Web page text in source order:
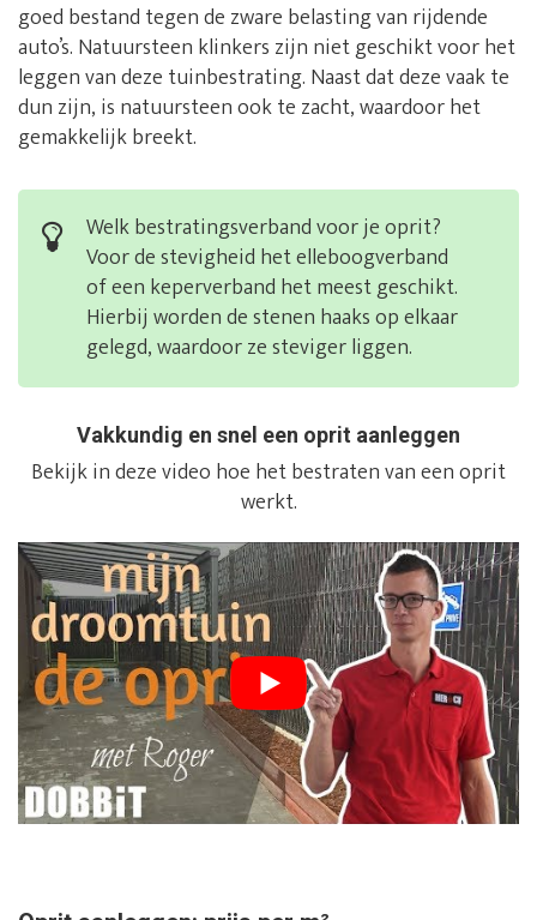
goed bestand tegen de zware belasting van rijdende
auto’s. Natuursteen klinkers zijn niet geschikt voor het
leggen van deze tuinbestrating. Naast dat deze vaak te
dun zijn, is natuursteen ook te zacht, waardoor het
gemakkelijk breekt.
Welk bestratingsverband voor je oprit?
Voor de stevigheid het elleboogverband
of een keperverband het meest geschikt.
Hierbij worden de stenen haaks op elkaar
gelegd, waardoor ze steviger liggen.
Vakkundig en snel een oprit aanleggen
Bekijk in deze video hoe het bestraten van een oprit
werkt.